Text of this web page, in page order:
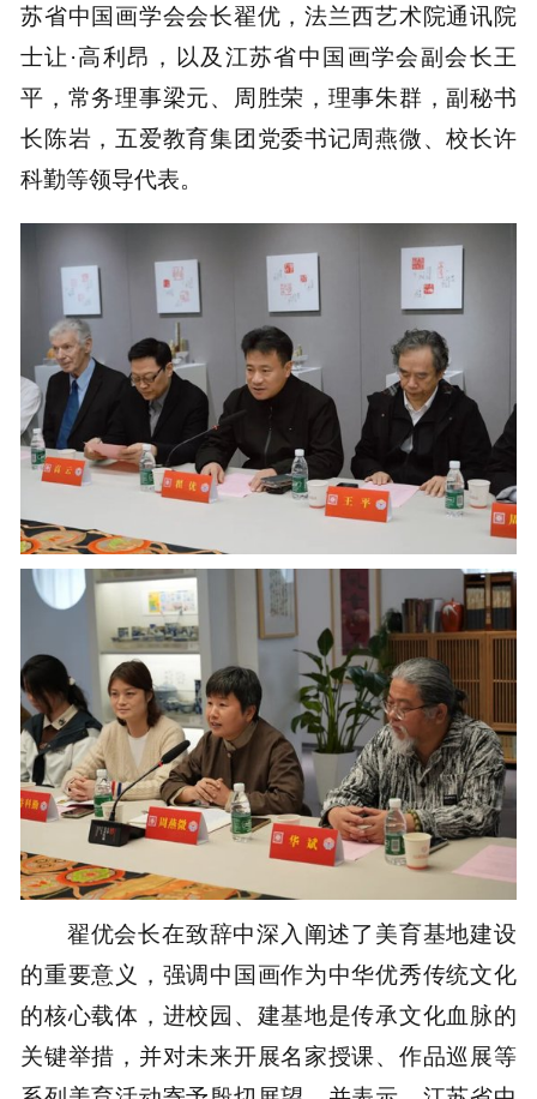
苏省中国画学会会长翟优，法兰西艺术院通讯院
士让·高利昂，以及江苏省中国画学会副会长王
平，常务理事梁元、周胜荣，理事朱群，副秘书
长陈岩，五爱教育集团党委书记周燕微、校长许
科勤等领导代表。
翟优会长在致辞中深入阐述了美育基地建设
的重要意义，强调中国画作为中华优秀传统文化
的核心载体，进校园、建基地是传承文化血脉的
关键举措，并对未来开展名家授课、作品巡展等